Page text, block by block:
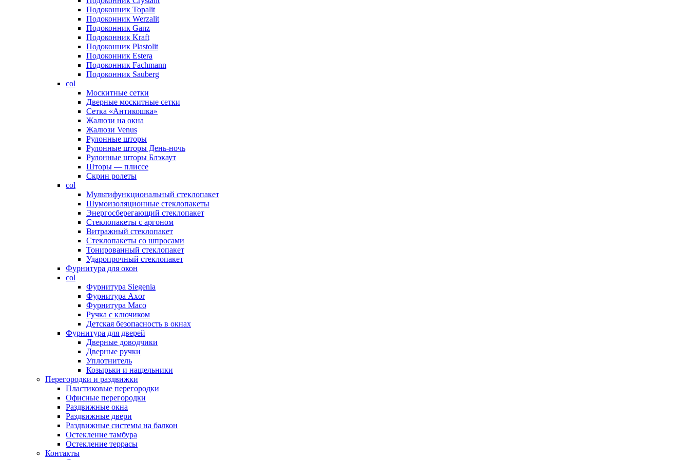
Подоконник Topalit
Подоконник Werzalit
Подоконник Ganz
Подоконник Kraft
Подоконник Plastolit
Подоконник Estera
Подоконник Fachmann
Подоконник Sauberg
col
Москитные сетки
Дверные москитные сетки
Сетка «Антикошка»
Жалюзи на окна
Жалюзи Venus
Рулонные шторы
Рулонные шторы День-ночь
Рулонные шторы Блэкаут
Шторы — плиссе
Скрин ролеты
col
Мультифункциональный стеклопакет
Шумоизоляционные стеклопакеты
Энергосберегающий стеклопакет
Стеклопакеты с аргоном
Витражный стеклопакет
Стеклопакеты со шпросами
Тонированный стеклопакет
Ударопрочный стеклопакет
Фурнитура для окон
col
Фурнитура Siegenia
Фурнитура Axor
Фурнитура Maco
Ручка с ключиком
Детская безопасность в окнах
Фурнитура для дверей
Дверные доводчики
Дверные ручки
Уплотнитель
Козырьки и нащельники
Перегородки и раздвижки
Пластиковые перегородки
Офисные перегородки
Раздвижные окна
Раздвижные двери
Раздвижные системы на балкон
Остекление тамбура
Остекление террасы
Контакты